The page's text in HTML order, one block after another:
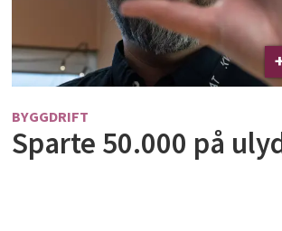
BYGGDRIFT
Sparte 50.000 på